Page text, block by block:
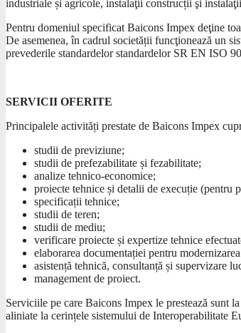
industriale și agricole, instalaţii construcții şi
Pentru domeniul specificat Baicons Impex deţine
De asemenea, în cadrul societății funcţionează un
prevederile standardelor standardelor SR EN ISO
SERVICII OFERITE
Principalele activități prestate de Baicons Impex
studii de previziune;
studii de prefezabilitate și fezabilitate;
analize tehnico-economice;
proiecte tehnice și detalii de execuție (pentru
specificații tehnice;
studii de teren;
studii de mediu;
verificare proiecte și expertize tehnice
elaborarea documentației pentru
asistență tehnică, consultanță și supervizare
management de proiect.
Serviciile pe care Baicons Impex le prestează sunt
aliniate la cerințele sistemului de Interoperabilitate